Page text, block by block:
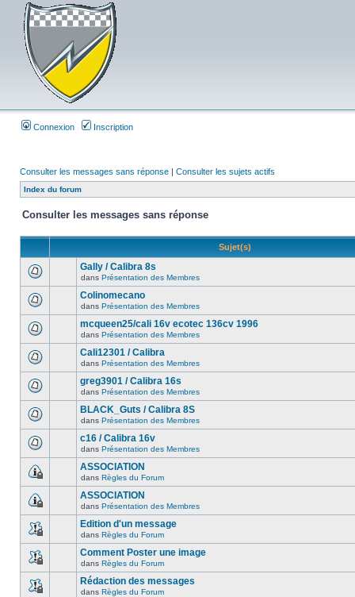
Connexion Inscription
Consulter les messages sans réponse | Consulter les sujets actifs
Index du forum
Consulter les messages sans réponse
Sujet(s)
Gally / Calibra 8s
dans Présentation des Membres
Colinomecano
dans Présentation des Membres
mcqueen25/cali 16v ecotec 136cv 1996
dans Présentation des Membres
Cali12301 / Calibra
dans Présentation des Membres
greg3901 / Calibra 16s
dans Présentation des Membres
BLACK_Guts / Calibra 8S
dans Présentation des Membres
c16 / Calibra 16v
dans Présentation des Membres
ASSOCIATION
dans Règles du Forum
ASSOCIATION
dans Présentation des Membres
Edition d'un message
dans Règles du Forum
Comment Poster une image
dans Règles du Forum
Rédaction des messages
dans Règles du Forum